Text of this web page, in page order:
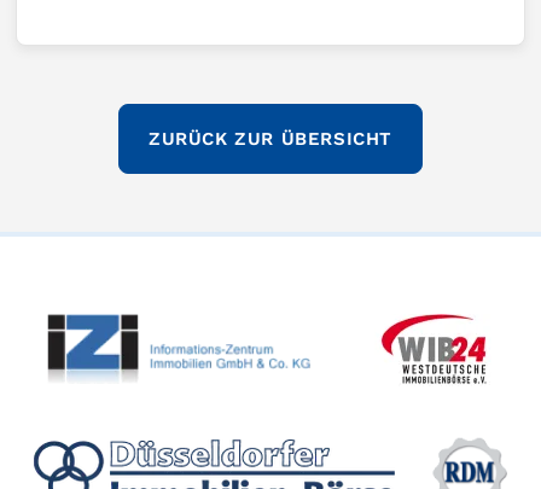
ZURÜCK ZUR ÜBERSICHT